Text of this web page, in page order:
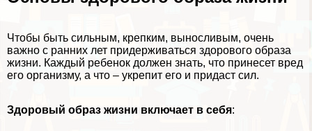
Чтобы быть сильным, крепким, выносливым, очень
важно с ранних лет придерживаться здорового образа
жизни. Каждый ребенок должен знать, что принесет вред
его организму, а что – укрепит его и придаст сил.
Здоровый образ жизни включает в себя: